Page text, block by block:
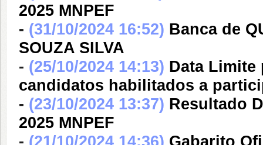
2025 MNPEF
- (31/10/2024 16:52) Banca de
SOUZA SILVA
- (25/10/2024 14:13) Data Limite
candidatos habilitados a
- (23/10/2024 13:37) Resultado
2025 MNPEF
- (21/10/2024 14:36) Gabarito